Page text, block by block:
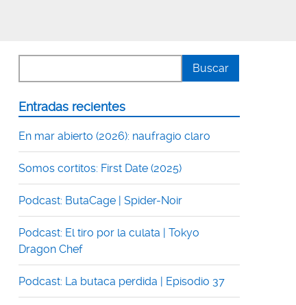
Entradas recientes
En mar abierto (2026): naufragio claro
Somos cortitos: First Date (2025)
Podcast: ButaCage | Spider-Noir
Podcast: El tiro por la culata | Tokyo
Dragon Chef
Podcast: La butaca perdida | Episodio 37